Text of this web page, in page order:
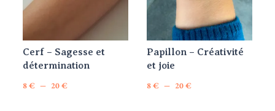
Cerf – Sagesse et
détermination
8€ – 20€Plage
Papillon – Créativité
et joie
8€ – 20€Plage